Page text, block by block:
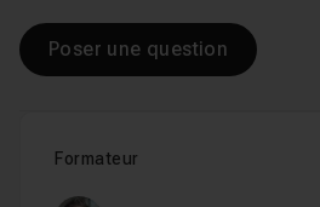
Formateur
Poser une question